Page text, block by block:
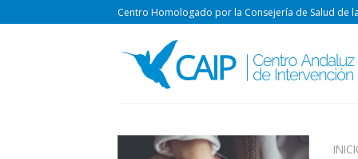
to
Centro Homologado por la Consejería de Salud de